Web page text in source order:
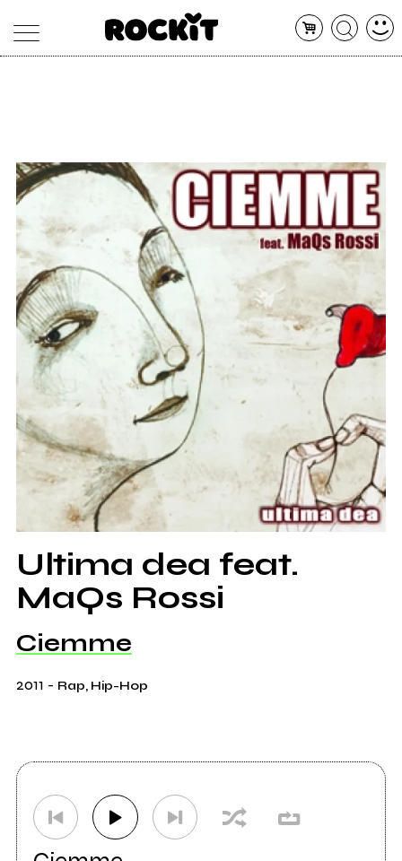
ARTISTI
CONCERTI
SHOP
RADIO
Ultima dea feat.
MaQs Rossi
Ciemme
2011 - Rap, Hip-Hop